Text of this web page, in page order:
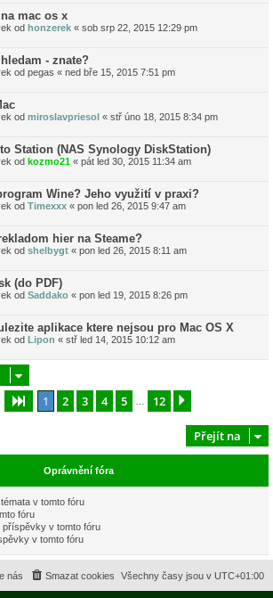
mac os x
od honzerek « sob srp 22, 2015 12:29 pm
- znate?
od pegas « ned bře 15, 2015 7:51 pm
od miroslavpriesol « stř úno 18, 2015 8:34 pm
Station (NAS Synology DiskStation)
od kozmo21 « pát led 30, 2015 11:34 am
Wine? Jeho využití v praxi?
od Timexxx « pon led 26, 2015 9:47 am
hier na Steame?
od shelbygt « pon led 26, 2015 8:11 am
(do PDF)
od Saddako « pon led 19, 2015 8:26 pm
aplikace ktere nejsou pro Mac OS X
od Lipon « stř led 14, 2015 10:12 am
Stránka z 12
1 2 3 4 5 12
Přejít na
Oprávnění fóra
v tomto fóru
fóru
v tomto fóru
v tomto fóru
Všechny časy jsou v UTC+01:00
Smazat cookies
nás